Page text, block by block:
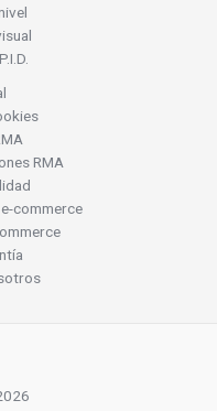
RMA
commerce